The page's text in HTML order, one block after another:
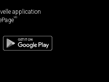
application
MD